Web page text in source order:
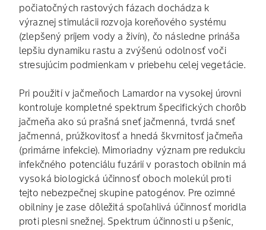
počiatočných rastových fázach dochádza k
výraznej stimulácii rozvoja koreňového systému
(zlepšený príjem vody a živín), čo následne prináša
lepšiu dynamiku rastu a zvýšenú odolnosť voči
stresujúcim podmienkam v priebehu celej vegetácie.
Pri použití v jačmeňoch Lamardor na vysokej úrovni
kontroluje kompletné spektrum špecifických chorôb
jačmeňa ako sú prašná sneť jačmenná, tvrdá sneť
jačmenná, prúžkovitosť a hnedá škvrnitosť jačmeňa
(primárne infekcie). Mimoriadny význam pre redukciu
infekčného potenciálu fuzárií v porastoch obilnín má
vysoká biologická účinnosť oboch molekúl proti
tejto nebezpečnej skupine patogénov. Pre ozimné
obilniny je zase dôležitá spoľahlivá účinnosť moridla
proti plesni snežnej. Spektrum účinnosti u pšeníc,